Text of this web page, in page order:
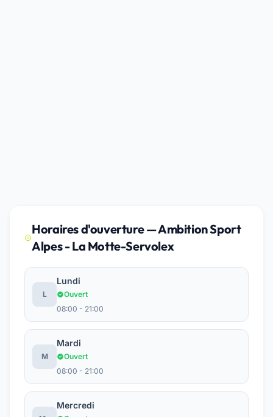
Horaires d'ouverture — Ambition Sport
Alpes - La Motte-Servolex
L
Lundi
Ouvert
08:00 - 21:00
M
Mardi
Ouvert
08:00 - 21:00
Mercredi